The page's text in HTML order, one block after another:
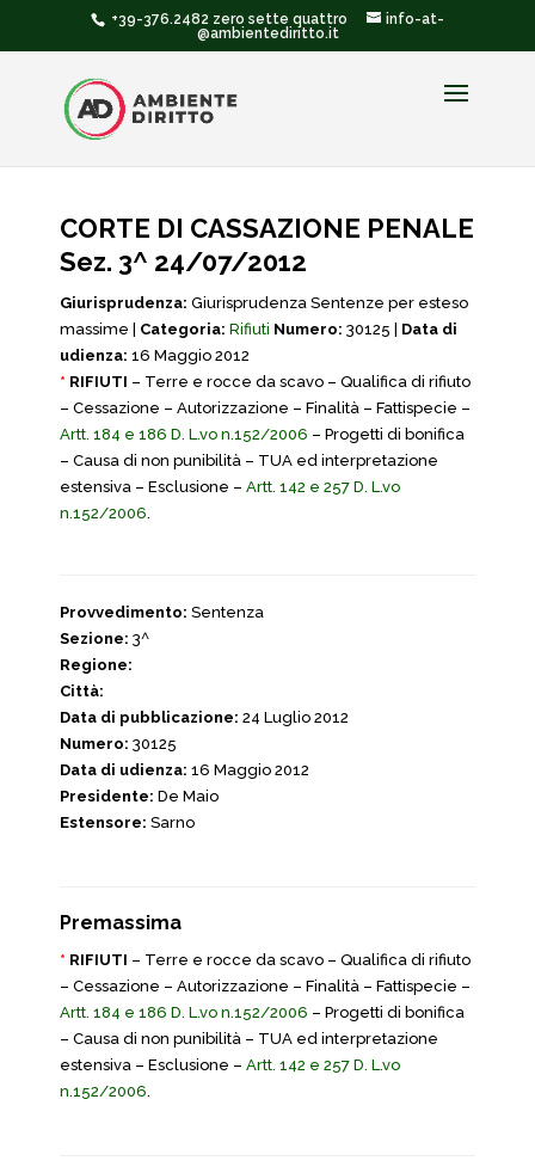
+39-376.2482 zero sette quattro
info-at-
@ambientediritto.it
CORTE DI CASSAZIONE PENALE
Sez. 3^ 24/07/2012
Giurisprudenza: Giurisprudenza Sentenze per esteso
massime | Categoria: Rifiuti Numero: 30125 | Data di
udienza: 16 Maggio 2012
* RIFIUTI – Terre e rocce da scavo – Qualifica di rifiuto
– Cessazione – Autorizzazione – Finalità – Fattispecie –
Artt. 184 e 186 D. L.vo n.152/2006 – Progetti di bonifica
– Causa di non punibilità – TUA ed interpretazione
estensiva – Esclusione – Artt. 142 e 257 D. L.vo
n.152/2006.
Provvedimento: Sentenza
Sezione: 3^
Regione:
Città:
Data di pubblicazione: 24 Luglio 2012
Numero: 30125
Data di udienza: 16 Maggio 2012
Presidente: De Maio
Estensore: Sarno
Premassima
* RIFIUTI – Terre e rocce da scavo – Qualifica di rifiuto
– Cessazione – Autorizzazione – Finalità – Fattispecie –
Artt. 184 e 186 D. L.vo n.152/2006 – Progetti di bonifica
– Causa di non punibilità – TUA ed interpretazione
estensiva – Esclusione – Artt. 142 e 257 D. L.vo
n.152/2006.